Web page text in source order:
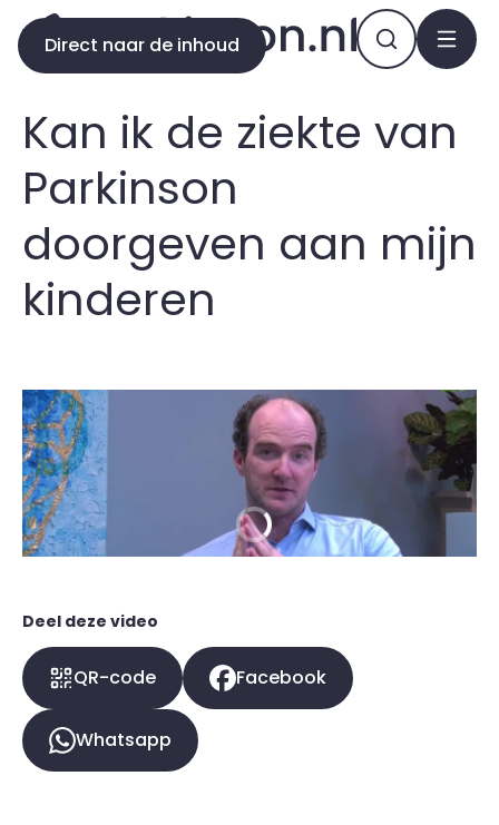
Direct naar de inhoud
Kan ik de ziekte van
Parkinson
doorgeven aan mijn
kinderen
Deel deze video
QR-code Facebook
Whatsapp